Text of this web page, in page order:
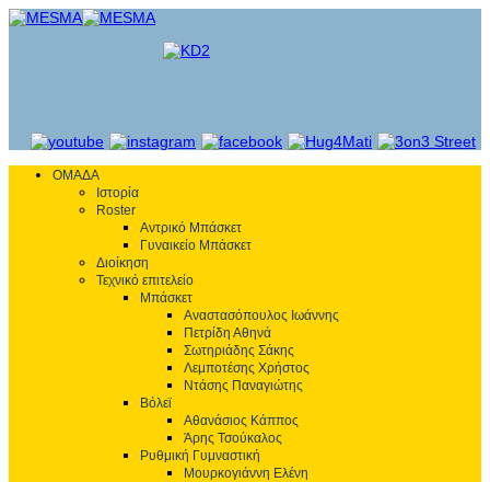
ΟΜΑΔΑ
Ιστορία
Roster
Αντρικό Μπάσκετ
Γυναικείο Μπάσκετ
Διοίκηση
Τεχνικό επιτελείο
Μπάσκετ
Αναστασόπουλος Ιωάννης
Πετρίδη Αθηνά
Σωτηριάδης Σάκης
Λεμποτέσης Χρήστος
Ντάσης Παναγιώτης
Βόλεϊ
Αθανάσιος Κάππος
Άρης Τσούκαλος
Ρυθμική Γυμναστική
Μουρκογιάννη Ελένη